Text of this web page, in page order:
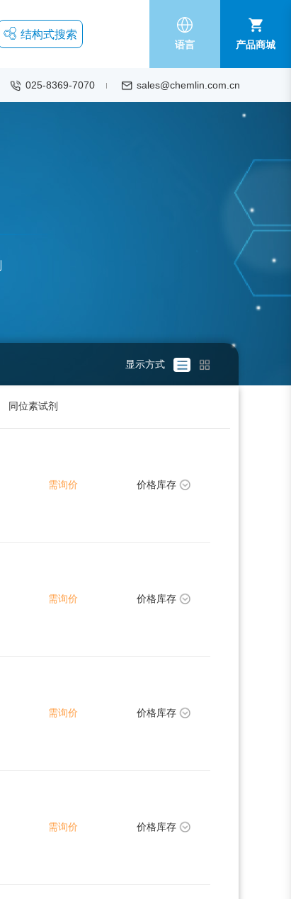
结构式搜索
语言 产品商城
025-8369-7070 sales@chemlin.com.cn
显示方式
同位素试剂
需询价 价格库存
需询价 价格库存
需询价 价格库存
需询价 价格库存